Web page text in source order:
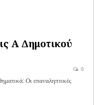
A Δημοτικού
0
Οι επαναληπτικές